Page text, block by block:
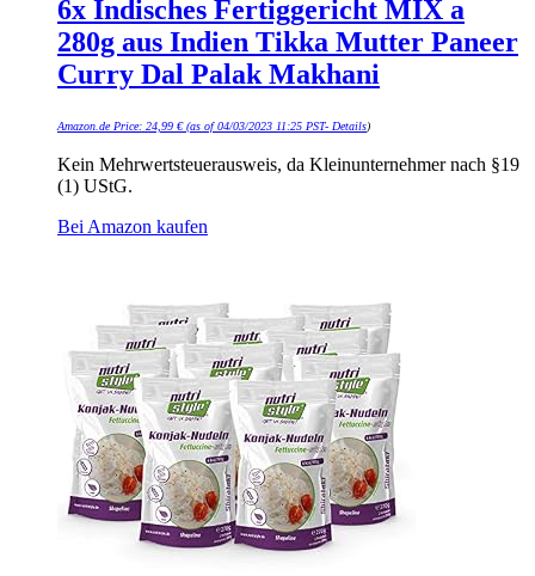
6x Indisches Fertiggericht MIX a
280g aus Indien Tikka Mutter Paneer
Curry Dal Palak Makhani
Amazon.de Price: 24,99 €(as of 04/03/2023 11:25 PST- Details)
Kein Mehrwertsteuerausweis, da Kleinunternehmer nach §19
(1) UStG.
Bei Amazon kaufen